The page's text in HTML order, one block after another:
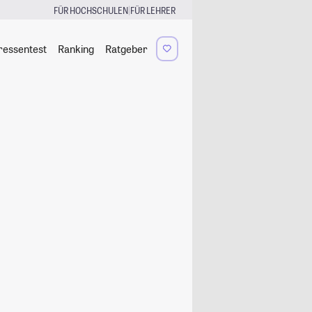
FÜR HOCHSCHULEN|FÜR LEHRER
Ranking Ratgeber